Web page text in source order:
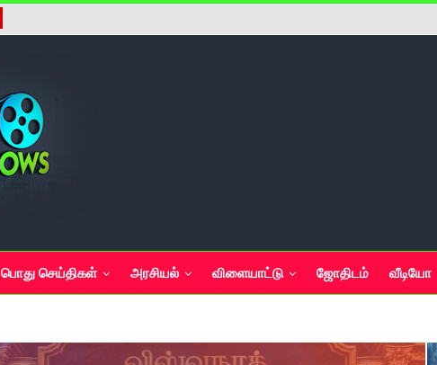
பொது செய்திகள் அரசியல் விளையாட்டு ஜோதிடம் வீடியோ